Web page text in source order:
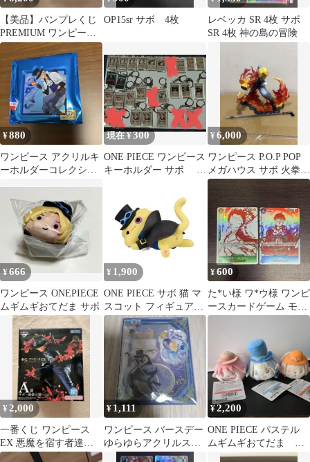
【美品】バンプレくじ
PREMIUM ワンピース
サボ A賞 ブラシカラー
OP15sr サボ 4枚
レベッカ SR 4枚 サボ
SR 4枚 神の島の冒険
¥880
ワンピース アクリルキ
ーホルダーコレクショ
現在 ¥300
ONE PIECE ワンピース
キーホルダー サボ ニ
¥6,000
ワンピース P.O.P POP
メガハウス サボ 火拳継
承 440326415
¥666
ワンピース ONEPIECE
ムギムギおてだま サボ
¥ 1,900
ONE PIECE サボ 猫 マ
スコット フィギュア
ニャンピース ペタリ
¥600
た*い様 ワ*ウ様 ワンピ
ースカードゲーム モン
キー・D・ルフィ サボ
¥ 2,000
一番くじ ワンピース
EX 悪魔を宿す者達
vol.2
¥ 1,111
ワンピース バースデー
ゆらゆらアクリルスタ
ンド サボ
¥2,200
ONE PIECE パステル
ムギムギおてだま エ
ース ルフィ サボ